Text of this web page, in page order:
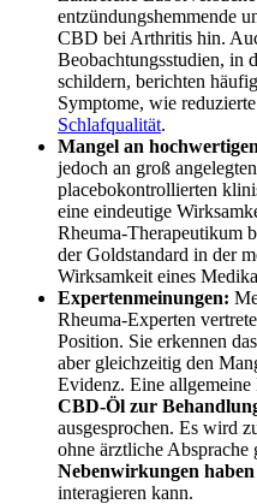
entzündungshemmende
CBD bei Arthritis hin.
Beobachtungsstudien, in
schildern, berichten
Symptome, wie
Schlafqualität.
Mangel an
jedoch an groß
placebokontrollierten
eine eindeutige
Rheuma-Therapeutikum
der Goldstandard in der
Wirksamkeit eines
Expertenmeinungen:
Rheuma-Experten
Position. Sie erkennen
aber gleichzeitig den
Evidenz. Eine
CBD-Öl zur
ausgesprochen. Es wird
ohne ärztliche
Nebenwirkungen
interagieren kann.